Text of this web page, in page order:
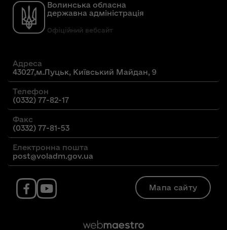
Волинська обласна
державна адміністрація
Офіційний вебсайт
Адреса
43027,м.Луцьк, Київський Майдан, 9
Телефон
(0332) 77-82-17
Факс
(0332) 77-81-53
Електронна пошта
post@voladm.gov.ua
Мапа сайту